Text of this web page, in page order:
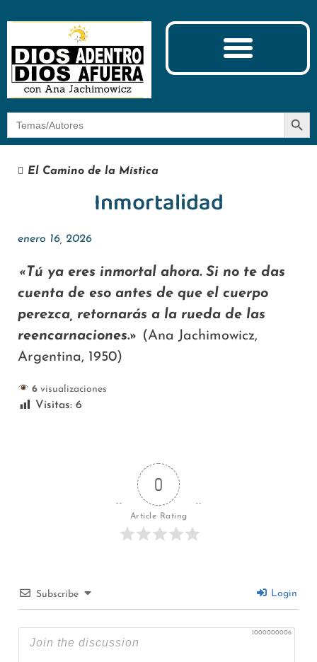
Botón
El Camino de la Mística
Inmortalidad
enero 16, 2026
«Tú ya eres inmortal ahora. Si no te das
cuenta de eso antes de que el cuerpo
perezca, retornarás a la rueda de las
reencarnaciones.» (Ana Jachimowicz,
Argentina, 1950)
6visualizaciones
Visitas: 6
0
Article Rating
Subscribe Login
1000000006